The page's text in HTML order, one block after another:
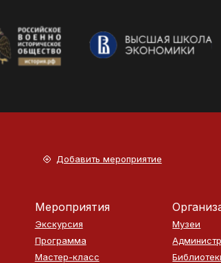
Добавить мероприятие
Мероприятия
Экскурсия
Программа
Мастер-класс
Музеи